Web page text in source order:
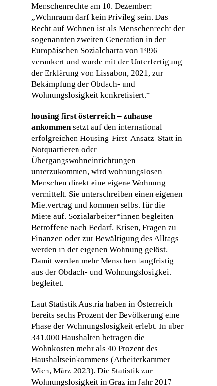
Menschenrechte am 10. Dezember:
„Wohnraum darf kein Privileg sein. Das
Recht auf Wohnen ist als Menschenrecht der
sogenannten zweiten Generation in der
Europäischen Sozialcharta von 1996
verankert und wurde mit der Unterfertigung
der Erklärung von Lissabon, 2021, zur
Bekämpfung der Obdach- und
Wohnungslosigkeit konkretisiert.“
housing first österreich – zuhause
ankommensetzt auf den international
erfolgreichen Housing-First-Ansatz. Statt in
Notquartieren oder
Übergangswohneinrichtungen
unterzukommen, wird wohnungslosen
Menschen direkt eine eigene Wohnung
vermittelt. Sie unterschreiben einen eigenen
Mietvertrag und kommen selbst für die
Miete auf. Sozialarbeiter*innen begleiten
Betroffene nach Bedarf. Krisen, Fragen zu
Finanzen oder zur Bewältigung des Alltags
werden in der eigenen Wohnung gelöst.
Damit werden mehr Menschen langfristig
aus der Obdach- und Wohnungslosigkeit
begleitet.
Laut Statistik Austria haben in Österreich
bereits sechs Prozent der Bevölkerung eine
Phase der Wohnungslosigkeit erlebt. In über
341.000 Haushalten betragen die
Wohnkosten mehr als 40 Prozent des
Haushaltseinkommens (Arbeiterkammer
Wien, März 2023). Die Statistik zur
Wohnungslosigkeit in Graz im Jahr 2017